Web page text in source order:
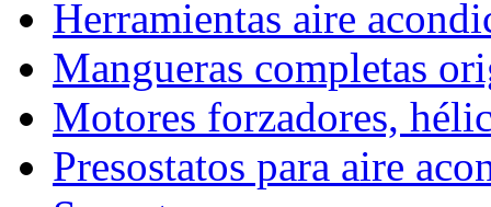
Herramientas aire
Mangueras completas
Motores forzadores,
Presostatos para aire